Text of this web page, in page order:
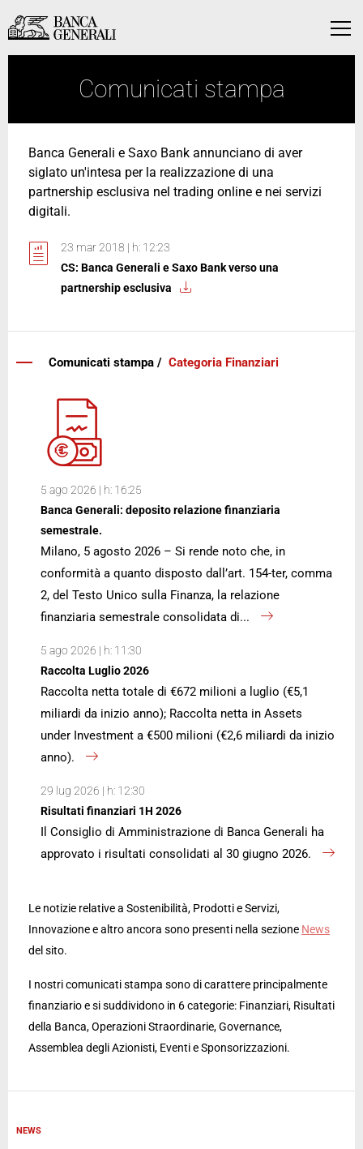
Vai al contenuto principale
Menu
Vai al contenuto principale
Comunicati stampa
Banca Generali e Saxo Bank annunciano di aver
siglato un'intesa per la realizzazione di una
partnership esclusiva nel trading online e nei servizi
digitali.
23 mar 2018 | h: 12:23
CS: Banca Generali e Saxo Bank verso una
partnership esclusiva
Comunicati stampa / Categoria Finanziari
5 ago 2026 | h: 16:25
Banca Generali: deposito relazione finanziaria
semestrale.
Milano, 5 agosto 2026 – Si rende noto che, in
conformità a quanto disposto dall’art. 154-ter, comma
2, del Testo Unico sulla Finanza, la relazione
finanziaria semestrale consolidata di...
5 ago 2026 | h: 11:30
Raccolta Luglio 2026
Raccolta netta totale di €672 milioni a luglio (€5,1
miliardi da inizio anno); Raccolta netta in Assets
under Investment a €500 milioni (€2,6 miliardi da inizio
anno).
29 lug 2026 | h: 12:30
Risultati finanziari 1H 2026
Il Consiglio di Amministrazione di Banca Generali ha
approvato i risultati consolidati al 30 giugno 2026.
Le notizie relative a Sostenibilità, Prodotti e Servizi,
Innovazione e altro ancora sono presenti nella sezione News
del sito.
I nostri comunicati stampa sono di carattere principalmente
finanziario e si suddividono in 6 categorie: Finanziari, Risultati
della Banca, Operazioni Straordinarie, Governance,
Assemblea degli Azionisti, Eventi e Sponsorizzazioni.
NEWS